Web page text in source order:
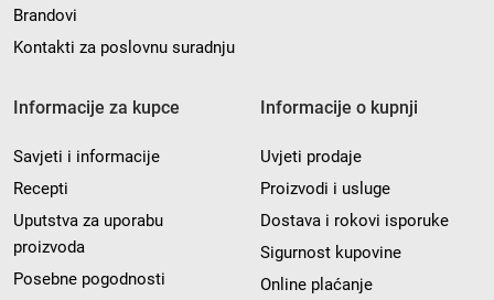
Brandovi
Kontakti za poslovnu suradnju
Informacije za kupce
Savjeti i informacije
Recepti
Uputstva za uporabu
proizvoda
Posebne pogodnosti
Informacije o kupnji
Uvjeti prodaje
Proizvodi i usluge
Dostava i rokovi isporuke
Sigurnost kupovine
Online plaćanje